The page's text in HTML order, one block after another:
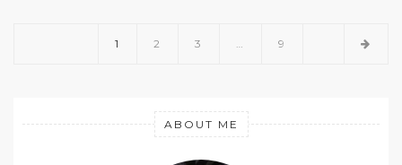
1 2 3 … 9
ABOUT ME